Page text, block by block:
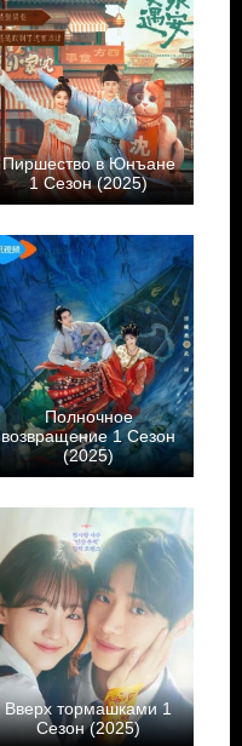
Пиршество в Юнъане
1 Сезон (2025)
Полночное
возвращение 1 Сезон
(2025)
Вверх тормашками 1
Сезон (2025)